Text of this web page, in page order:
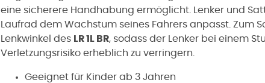
eine sicherere Handhabung ermöglicht.
Lenker und
Laufrad dem Wachstum seines Fahrers anpasst. Zum
Lenkwinkel des LR 1L BR, sodass der Lenker bei einem
Verletzungsrisiko erheblich zu verringern.
Geeignet für Kinder ab 3 Jahren